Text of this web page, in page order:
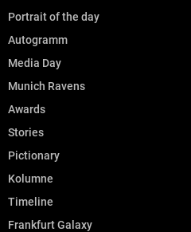
Portrait of the day
Autogramm
Media Day
Munich Ravens
Awards
Stories
Pictionary
Kolumne
Timeline
Frankfurt Galaxy